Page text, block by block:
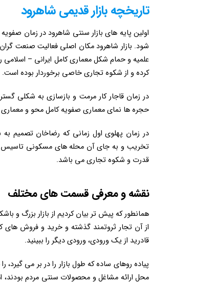
تاریخچه بازار قدیمی شاهرود
اولین پایه های بازار سنتی شاهرود در زمان
شود. بازار شاهرود مکان اصلی فعالیت صنعت
علمیه و حمام شکل معماری کامل ایرانی –
کرده و از شکوه تجاری خاصی برخوردار بوده است.
در زمان قاجار کار مرمت و بازسازی به شکلی
حجره ها نمای معماری صفویه کامل محو و
در زمان پهلوی اول زمانی که رضاخان تصمیم
تخریب و به جای آن محله های مسکونی تاسیس
قدرت و شکوه تجاری می باشد.
نقشه و معرفی قسمت های مختلف
همانطور که پیش تر بیان کردیم از بازار بزرگ
از آن تجار ثروتمند گذشته و خرید و فروش
قادرید از یک ورودی، ورودی دیگر را ببینید.
پیاده روهای ساده که طول بازار را در بر می
محل ارائه مشاغل و محصولات سنتی مردم